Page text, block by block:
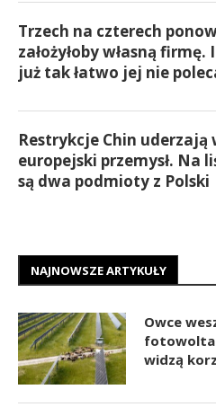
Trzech na czterech
założyłoby własną firmę.
już tak łatwo jej nie
Restrykcje Chin uderzają
europejski przemysł. Na
są dwa podmioty z Polski
NAJNOWSZE ARTYKUŁY
Owce
widzą